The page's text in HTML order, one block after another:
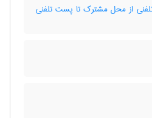
از محل مشترک تا پست تلفنی